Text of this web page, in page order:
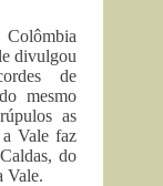
divulgou
de
mesmo
as
a Vale faz
do
Vale.